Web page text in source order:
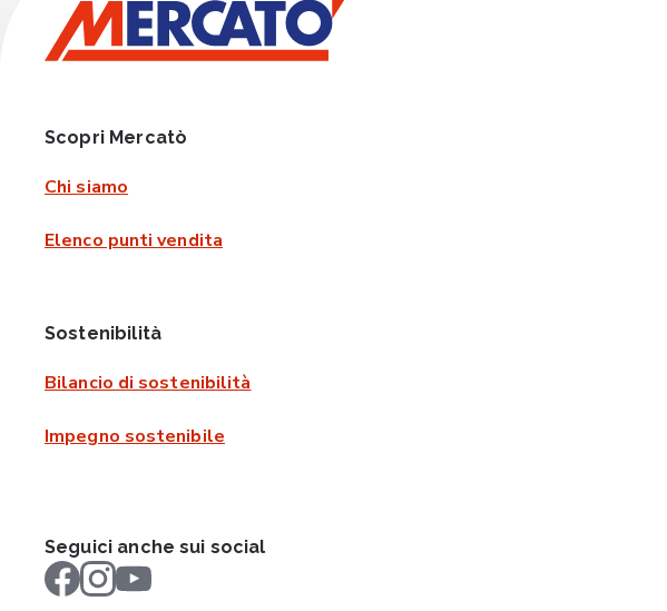
Scopri Mercatò
Chi siamo
Elenco punti vendita
Sostenibilità
Bilancio di sostenibilità
Impegno sostenibile
Seguici anche sui social